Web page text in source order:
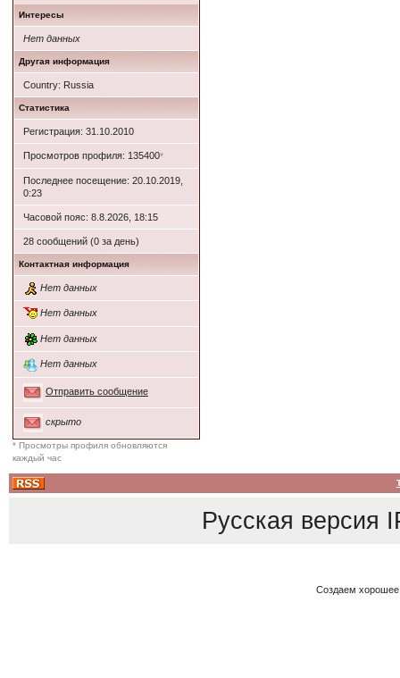
Интересы
Нет данных
Другая информация
Country: Russia
Статистика
Регистрация: 31.10.2010
Просмотров профиля: 135400*
Последнее посещение: 20.10.2019,
0:23
Часовой пояс: 8.8.2026, 18:15
28 сообщений (0 за день)
Контактная информация
Нет данных
Нет данных
Нет данных
Нет данных
Отправить сообщение
скрыто
* Просмотры профиля обновляются
каждый час
Русская версия
Создаем